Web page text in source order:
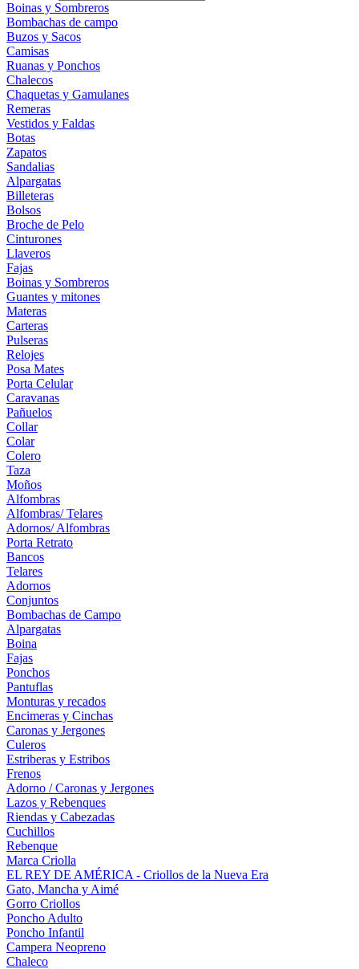
Boinas y Sombreros
Bombachas de campo
Buzos y Sacos
Camisas
Ruanas y Ponchos
Chalecos
Chaquetas y Gamulanes
Remeras
Vestidos y Faldas
Botas
Zapatos
Sandalias
Alpargatas
Billeteras
Bolsos
Broche de Pelo
Cinturones
Llaveros
Fajas
Boinas y Sombreros
Guantes y mitones
Materas
Carteras
Pulseras
Relojes
Posa Mates
Porta Celular
Caravanas
Pañuelos
Collar
Colar
Colero
Taza
Moños
Alfombras
Alfombras/ Telares
Adornos/ Alfombras
Porta Retrato
Bancos
Telares
Adornos
Conjuntos
Bombachas de Campo
Alpargatas
Boina
Fajas
Ponchos
Pantuflas
Monturas y recados
Encimeras y Cinchas
Caronas y Jergones
Culeros
Estriberas y Estribos
Frenos
Adorno / Caronas y Jergones
Lazos y Rebenques
Riendas y Cabezadas
Cuchillos
Rebenque
Marca Criolla
EL REY DE AMÉRICA - Criollos de la Nueva Era
Gato, Mancha y Aimé
Gorro Criollos
Poncho Adulto
Poncho Infantil
Campera Neopreno
Chaleco